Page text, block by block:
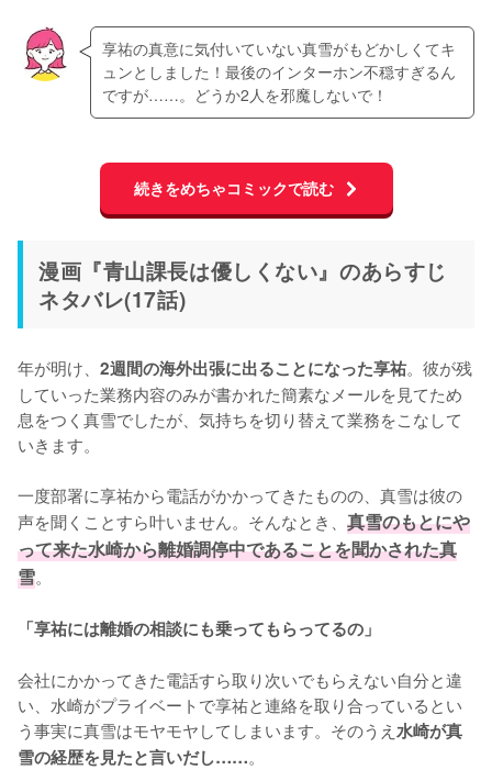
享祐の真意に気付いていない真雪がもどかしくてキ
ュンとしました！最後のインターホン不穏すぎるん
ですが……。どうか2人を邪魔しないで！
続きをめちゃコミックで読む
漫画『青山課長は優しくない』のあらすじ
ネタバレ(17話)
年が明け、 2週間の海外出張に出ることになった享祐。彼が残
していった業務内容のみが書かれた簡素なメールを見てため
息をつく真雪でしたが、気持ちを切り替えて業務をこなして
いきます。
一度部署に享祐から電話がかかってきたものの、真雪は彼の
声を聞くことすら叶いません。そんなとき、 真雪のもとにや
って来た水崎から離婚調停中であることを聞かされた真
雪。
「享祐には離婚の相談にも乗ってもらってるの」
会社にかかってきた電話すら取り次いでもらえない自分と違
い、水崎がプライベートで享祐と連絡を取り合っているとい
う事実に真雪はモヤモヤしてしまいます。そのうえ 水崎が真
雪の経歴を見たと言いだし……。